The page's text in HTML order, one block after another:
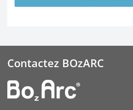
Contactez BOzARC